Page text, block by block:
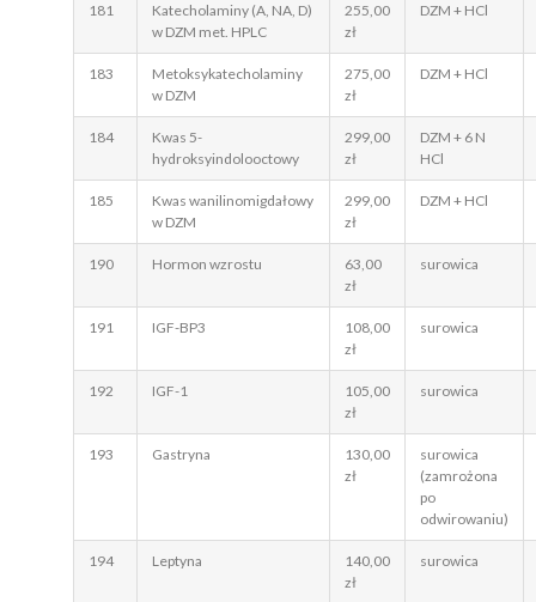
181
Katecholaminy (A, NA, D)
w DZM met. HPLC
255,00
zł
DZM + HCl
183
Metoksykatecholaminy
w DZM
275,00
zł
DZM + HCl
184
Kwas 5-
hydroksyindolooctowy
299,00
zł
DZM + 6 N
HCl
185
Kwas wanilinomigdałowy
w DZM
299,00
zł
DZM + HCl
190 Hormon wzrostu
63,00
zł
surowica
191 IGF-BP3
108,00
zł
surowica
192 IGF-1
105,00
zł
surowica
193 Gastryna
130,00
zł
surowica
(zamrożona
po
odwirowaniu)
194 Leptyna
140,00
zł
surowica